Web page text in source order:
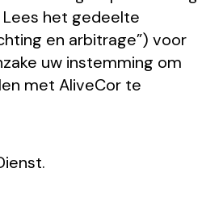
het gedeelte
en arbitrage”) voor
uw instemming om
met AliveCor te